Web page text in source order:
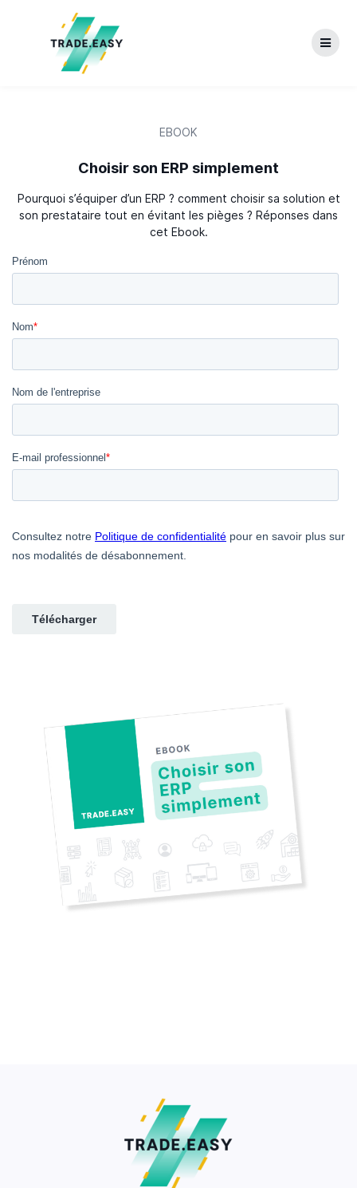
EBOOK
Choisir son ERP simplement
Pourquoi s’équiper d’un ERP ? comment choisir sa solution et
son prestataire tout en évitant les pièges ? Réponses dans
cet Ebook.